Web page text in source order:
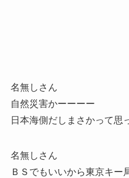
名無しさん
自然災害かーーーー
日本海側だしまさかって思
名無しさん
ＢＳでもいいから東京キー